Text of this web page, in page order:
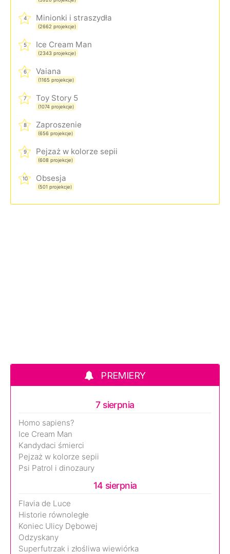
4 Minionki i straszydła
(2662 projekcje)
5 Ice Cream Man
(2343 projekcje)
6 Vaiana
(1165 projekcje)
7 Toy Story 5
(1074 projekcje)
8 Zaproszenie
(656 projekcje)
9 Pejzaż w kolorze sepii
(608 projekcje)
10 Obsesja
(501 projekcje)
PREMIERY
7 sierpnia
Homo sapiens?
Ice Cream Man
Kandydaci śmierci
Pejzaż w kolorze sepii
Psi Patrol i dinozaury
14 sierpnia
Flavia de Luce
Historie równoległe
Koniec Ulicy Dębowej
Odzyskany
Superfutrzak i złośliwa wiewiórka